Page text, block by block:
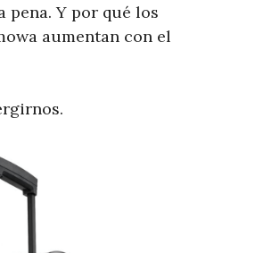
pena. Y por qué los
aumentan con el